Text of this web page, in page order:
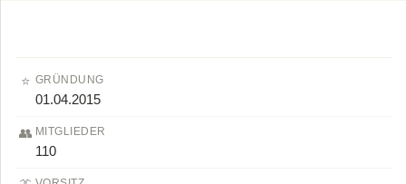
⭐ GRÜNDUNG
01.04.2015
👥 MITGLIEDER
110